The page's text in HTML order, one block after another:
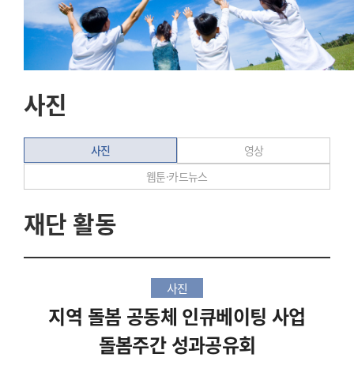
사진
사진
영상
웹툰·카드뉴스
재단 활동
사진
지역 돌봄 공동체 인큐베이팅 사업
돌봄주간 성과공유회